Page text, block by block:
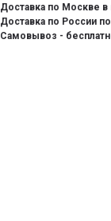
Доставка по Москве
Доставка по России
Самовывоз -